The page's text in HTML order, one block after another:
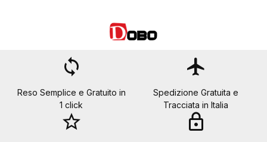
loop
Reso Semplice e Gratuito in
1 click
flight
Spedizione Gratuita e
Tracciata in Italia
star_border lock